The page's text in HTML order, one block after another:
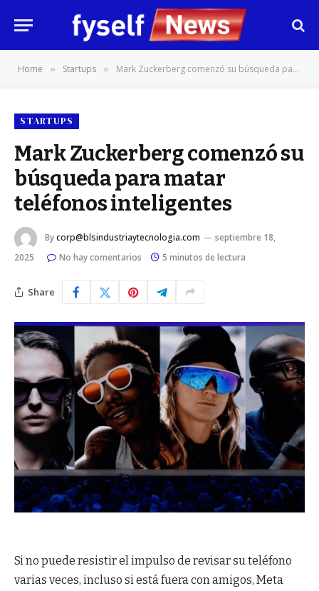
Home » Startups » Mark Zuckerberg comenzó su búsqueda para matar teléfonos inteligentes
STARTUPS
Mark Zuckerberg comenzó su
búsqueda para matar
teléfonos inteligentes
Bycorp@blsindustriaytecnologia.com
septiembre 18,
2025
No hay comentarios 5 minutos de lectura
Share
Si no puede resistir el impulso de revisar su teléfono
varias veces, incluso si está fuera con amigos, Meta